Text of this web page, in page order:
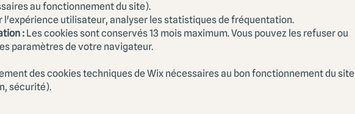
au fonctionnement du site).
l'expérience utilisateur, analyser les statistiques de fréquentation.
: Les cookies sont conservés 13 mois maximum. Vous pouvez les refuser ou
paramètres de votre navigateur.
des cookies techniques de Wix nécessaires au bon fonctionnement du site
sécurité).